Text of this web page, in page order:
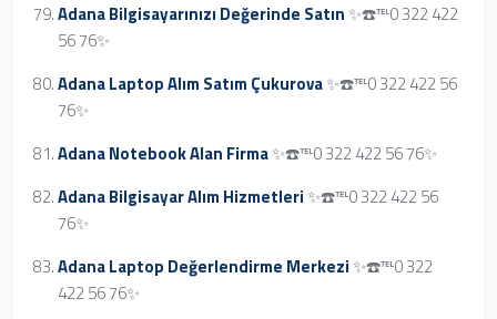
Adana Bilgisayarınızı Değerinde Satın✨☎️℡0 322 422
56 76✨
Adana Laptop Alım Satım Çukurova✨☎️℡0 322 422 56
76✨
Adana Notebook Alan Firma✨☎️℡0 322 422 56 76✨
Adana Bilgisayar Alım Hizmetleri✨☎️℡0 322 422 56
76✨
Adana Laptop Değerlendirme Merkezi✨☎️℡0 322
422 56 76✨